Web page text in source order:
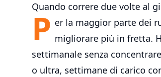
Quando correre due volte al
P er la maggior parte dei
migliorare più in fretta.
settimanale senza
o ultra, settimane di carico